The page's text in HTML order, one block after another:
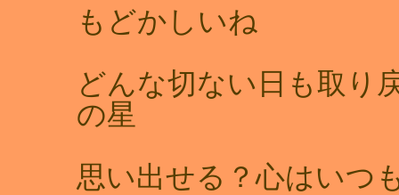
もどかしいね
どんな切ない日も取り
の星
思い出せる？心はい